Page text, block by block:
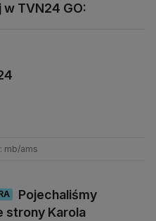
TVN24 GO:
mb/ams
Pojechaliśmy
strony Karola